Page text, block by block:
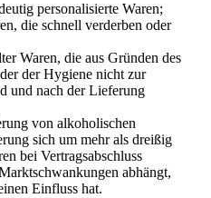
personalisierte Waren;
die schnell verderben oder
Waren, die aus Gründen des
der Hygiene nicht zur
und nach der Lieferung
von alkoholischen
sich um mehr als dreißig
bei Vertragsabschluss
abhängt,
Einfluss hat.